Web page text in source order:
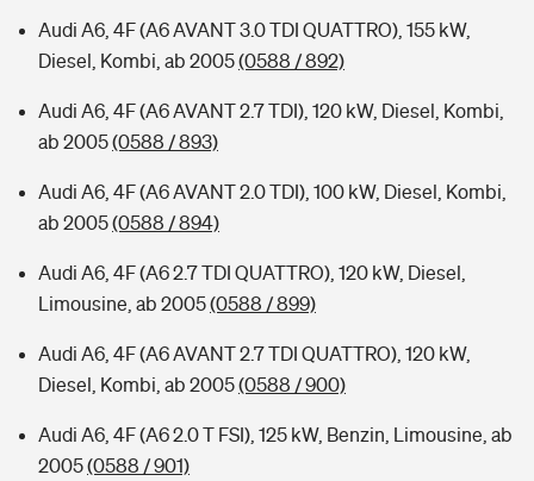
Audi A6, 4F (A6 AVANT 3.0 TDI QUATTRO), 155 kW,
Diesel, Kombi, ab 2005(0588 / 892)
Audi A6, 4F (A6 AVANT 2.7 TDI), 120 kW, Diesel, Kombi,
ab 2005(0588 / 893)
Audi A6, 4F (A6 AVANT 2.0 TDI), 100 kW, Diesel, Kombi,
ab 2005(0588 / 894)
Audi A6, 4F (A6 2.7 TDI QUATTRO), 120 kW, Diesel,
Limousine, ab 2005(0588 / 899)
Audi A6, 4F (A6 AVANT 2.7 TDI QUATTRO), 120 kW,
Diesel, Kombi, ab 2005(0588 / 900)
Audi A6, 4F (A6 2.0 T FSI), 125 kW, Benzin, Limousine, ab
2005(0588 / 901)